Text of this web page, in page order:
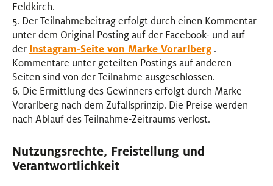
Feldkirch.
5. Der Teilnahmebeitrag erfolgt durch einen Kommentar
unter dem Original Posting auf der Facebook- und auf
der Instagram-Seite von Marke Vorarlberg .
Kommentare unter geteilten Postings auf anderen
Seiten sind von der Teilnahme ausgeschlossen.
6. Die Ermittlung des Gewinners erfolgt durch Marke
Vorarlberg nach dem Zufallsprinzip. Die Preise werden
nach Ablauf des Teilnahme-Zeitraums verlost.
Nutzungsrechte, Freistellung und
Verantwortlichkeit